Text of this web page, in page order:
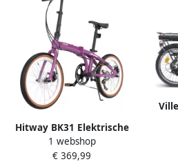
Hitway BK31 Elektrische
stadsfiets 250W motor City
Commuter EBike 28x2 band
1 webshop
€ 369,99